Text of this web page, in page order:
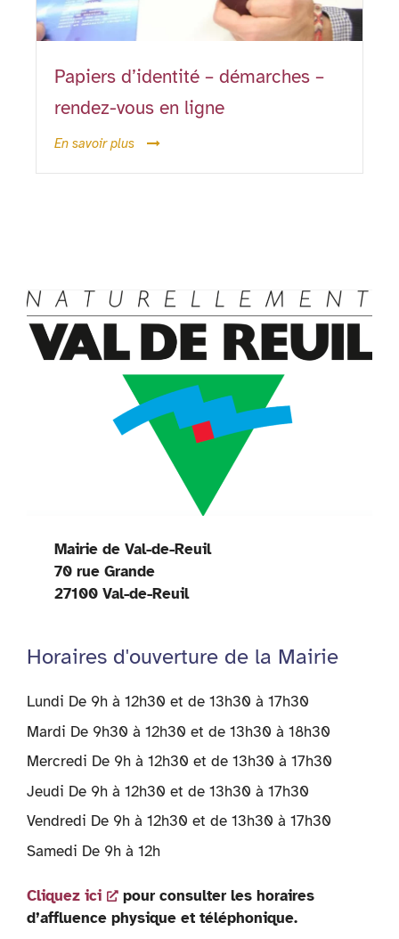
Papiers d’identité – démarches –
rendez-vous en ligne
En savoir plus
Mairie de Val-de-Reuil
70 rue Grande
27100 Val-de-Reuil
Horaires d'ouverture de la Mairie
Lundi De 9h à 12h30 et de 13h30 à 17h30
Mardi De 9h30 à 12h30 et de 13h30 à 18h30
Mercredi De 9h à 12h30 et de 13h30 à 17h30
Jeudi De 9h à 12h30 et de 13h30 à 17h30
Vendredi De 9h à 12h30 et de 13h30 à 17h30
Samedi De 9h à 12h
Cliquez ici
pour consulter les horaires
d’affluence physique et téléphonique.